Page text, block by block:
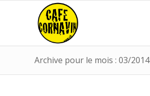
Archive pour le mois : 03/2014